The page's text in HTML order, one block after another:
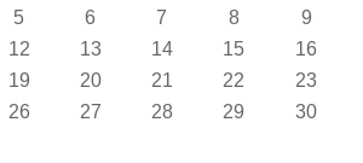
5 6 7 8
9
12 13 14 15
16
19 20 21 22
23
26 27 28 29
30